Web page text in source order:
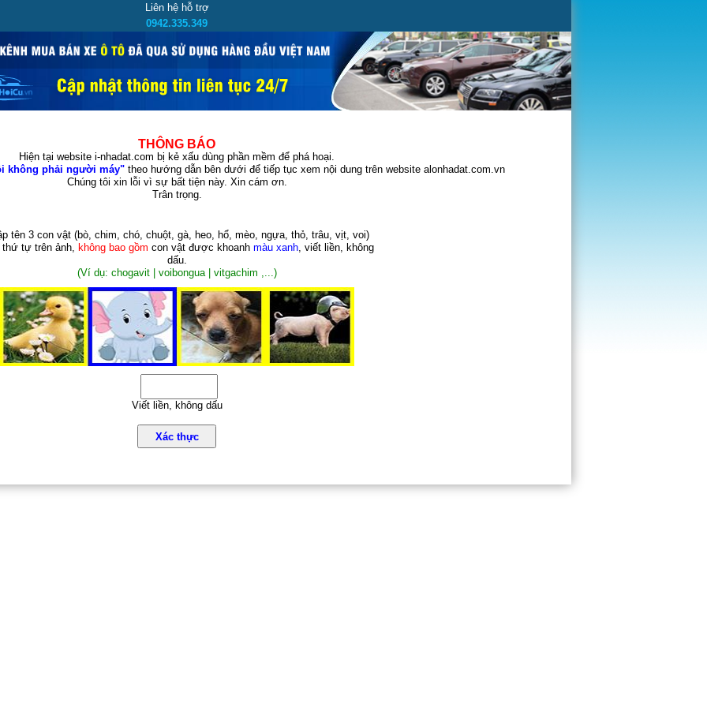
Liên hệ hỗ trợ
0942.335.349
THÔNG BÁO
Hiện tại website i-nhadat.com bị kẻ xấu dùng phần mềm để phá hoại.
không phải người máy"theo hướng dẫn bên dưới để tiếp tục xem nội dung trên website alonhadat.com.vn
Chúng tôi xin lỗi vì sự bất tiện này. Xin cám ơn.
Trân trọng.
tên 3 con vật (bò, chim, chó, chuột, gà, heo, hổ, mèo, ngựa, thỏ, trâu, vịt, voi)
thứ tự trên ảnh, không bao gồm con vật được khoanh màu xanh, viết liền, không
dấu.
(Ví dụ: chogavit | voibongua | vitgachim ,...)
Viết liền, không dấu
Xác thực